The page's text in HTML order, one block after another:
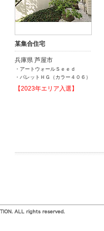
某集合住宅
兵庫県 芦屋市
・アートウォールＳｅｅｄ
・パレットＨＧ（カラー４０６）
【2023年エリア入選】